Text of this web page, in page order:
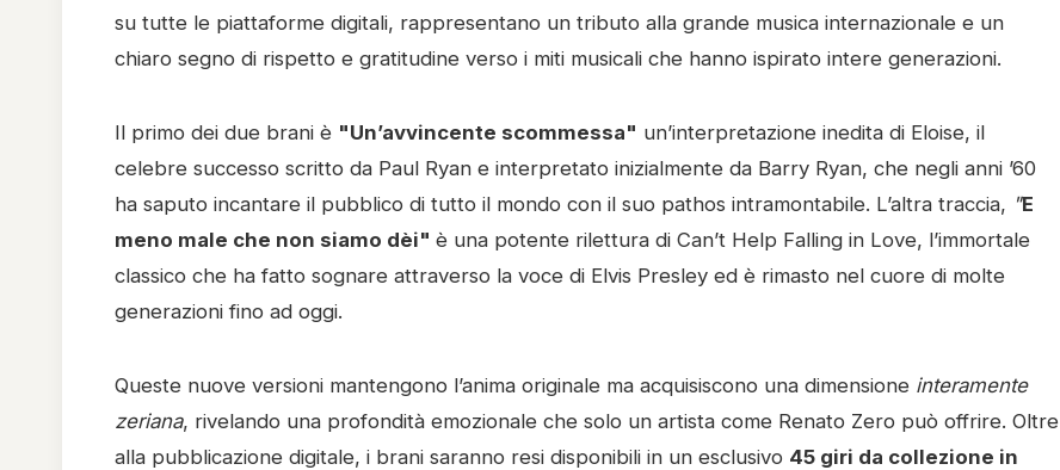
su tutte le piattaforme digitali, rappresentano un tributo alla grande musica internazionale e un
chiaro segno di rispetto e gratitudine verso i miti musicali che hanno ispirato intere generazioni.
Il primo dei due brani è "Un’avvincente scommessa" un’interpretazione inedita di Eloise, il
celebre successo scritto da Paul Ryan e interpretato inizialmente da Barry Ryan, che negli anni ’60
ha saputo incantare il pubblico di tutto il mondo con il suo pathos intramontabile. L’altra traccia, "E
meno male che non siamo dèi" è una potente rilettura di Can’t Help Falling in Love, l’immortale
classico che ha fatto sognare attraverso la voce di Elvis Presley ed è rimasto nel cuore di molte
generazioni fino ad oggi.
Queste nuove versioni mantengono l’anima originale ma acquisiscono una dimensione interamente
zeriana, rivelando una profondità emozionale che solo un artista come Renato Zero può offrire. Oltre
alla pubblicazione digitale, i brani saranno resi disponibili in un esclusivo 45 giri da collezione in